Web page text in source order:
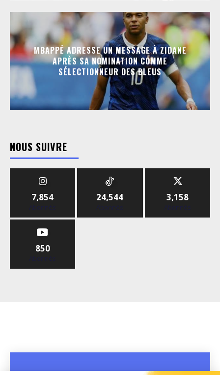
MBAPPÉ ADRESSE UN MESSAGE À ZIDANE
APRÈS SA NOMINATION COMME
SÉLECTIONNEUR DES BLEUS
NOUS SUIVRE
7,854
Abonnés
24,544
Abonnés
3,158
Abonnés
850
Abonnés